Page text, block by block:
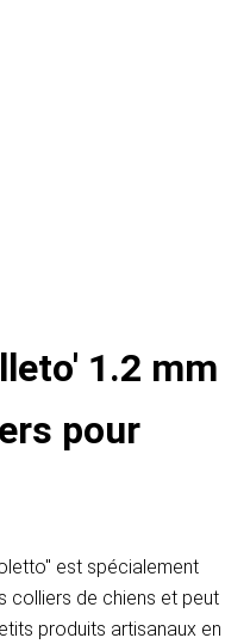
1.2 mm
pour
est spécialement
colliers de chiens et peut
produits artisanaux en